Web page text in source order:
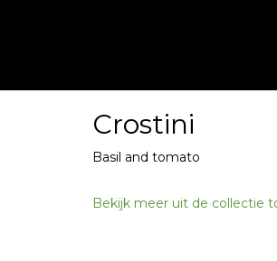
Crostini
Basil and tomato
Bekijk meer uit de collectie